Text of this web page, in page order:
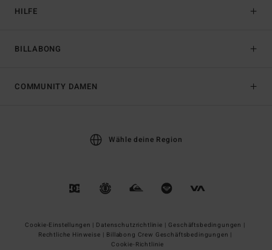
HILFE
BILLABONG
COMMUNITY DAMEN
Wähle deine Region
Cookie-Einstellungen | Datenschutzrichtlinie | Geschäftsbedingungen |
Rechtliche Hinweise | Billabong Crew Geschäftsbedingungen |
Cookie-Richtlinie